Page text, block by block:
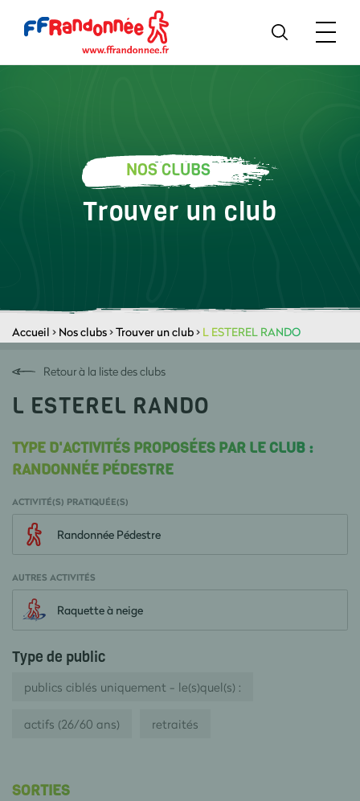
NOS CLUBS
Trouver un club
Accueil > Nos clubs>Trouver un club> L ESTEREL RANDO
Retour à la liste des clubs
L ESTEREL RANDO
TYPE D'ACTIVITÉS PROPOSÉES PAR LE CLUB :
RANDONNÉE PÉDESTRE
ACTIVITÉ(S) PRATIQUÉE(S)
Randonnée Pédestre
AUTRES ACTIVITÉS
Raquette à neige
Type de public
publics ciblés uniquement - le(s)quel(s) :
actifs (26/60 ans) retraités
SORTIES